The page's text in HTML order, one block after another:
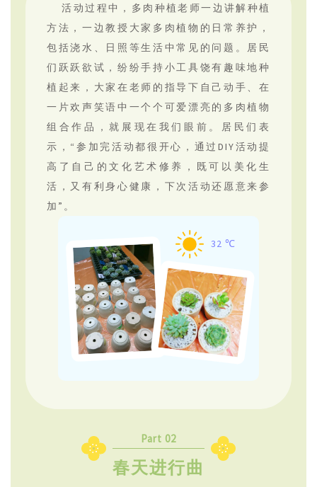
活动过程中，多肉种植老师一边讲解种植
方法，一边教授大家多肉植物的日常养护，
包括浇水、日照等生活中常见的问题。居民
们跃跃欲试，纷纷手持小工具饶有趣味地种
植起来，大家在老师的指导下自己动手、在
一片欢声笑语中一个个可爱漂亮的多肉植物
组合作品，就展现在我们眼前。居民们表
示，“参加完活动都很开心，通过DIY活动提
高了自己的文化艺术修养，既可以美化生
活，又有利身心健康，下次活动还愿意来参
加”。
32 ℃
Part 02
春天进行曲